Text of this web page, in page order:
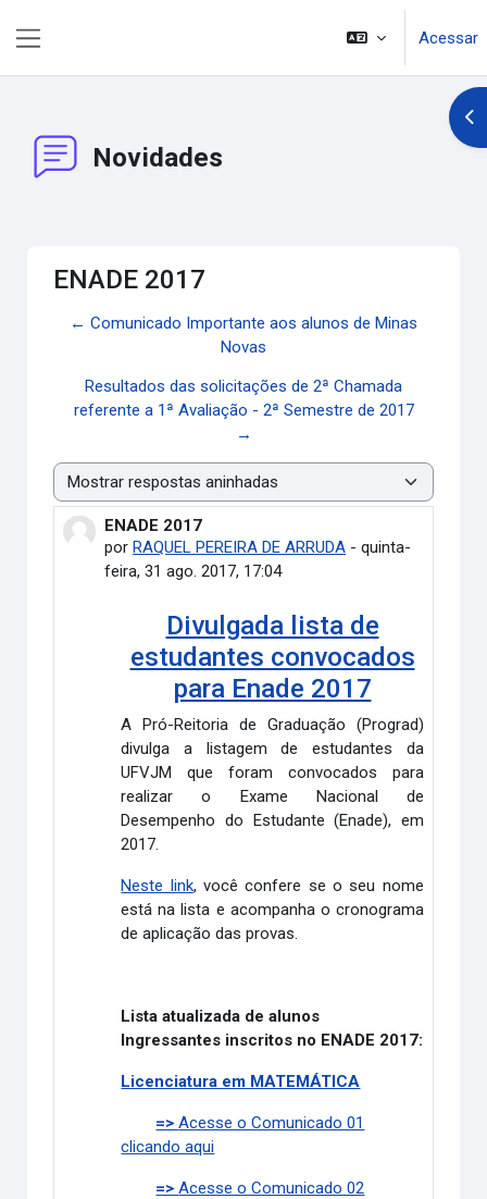
Acessar
Novidades
ENADE 2017
← Comunicado Importante aos alunos de Minas
Novas
Resultados das solicitações de 2ª Chamada
referente a 1ª Avaliação - 2ª Semestre de 2017
→
Modo de visualização
ENADE 2017
porRAQUEL PEREIRA DE ARRUDA -quinta-
feira, 31 ago. 2017, 17:04
Número de respostas: 0
Divulgada lista de
estudantes convocados
para Enade 2017
A Pró-Reitoria de Graduação (Prograd)
divulga a listagem de estudantes da
UFVJM que foram convocados para
realizar o Exame Nacional de
Desempenho do Estudante (Enade), em
2017.
Neste link, você confere se o seu nome
está na lista e acompanha o cronograma
de aplicação das provas.
Lista atualizada de alunos
Ingressantes inscritos no ENADE 2017:
Licenciatura em MATEMÁTICA
=>Acesse o Comunicado 01
clicando aqui
=>Acesse o Comunicado 02